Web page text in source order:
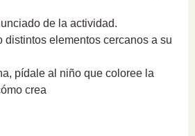
de la actividad.
distintos elementos cercanos a su
pídale al niño que coloree la
crea